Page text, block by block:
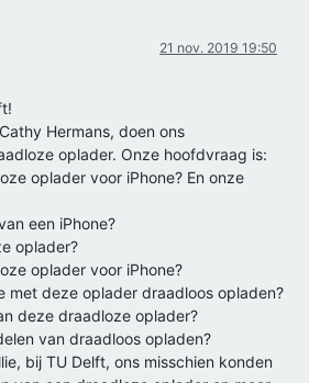
21 nov. 2019 19:50
Hermans, doen ons
oplader. Onze hoofdvraag is:
oplader voor iPhone? En onze
een iPhone?
oplader?
oplader voor iPhone?
met deze oplader draadloos opladen?
deze draadloze oplader?
van draadloos opladen?
bij TU Delft, ons misschien konden